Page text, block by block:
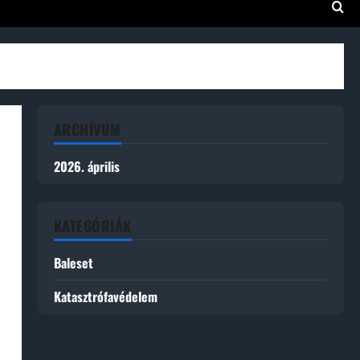
ARCHÍVUM
2026. április
KATEGÓRIÁK
Baleset
Katasztrófavédelem